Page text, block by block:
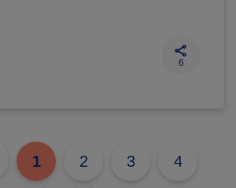
6
1 2 3 4